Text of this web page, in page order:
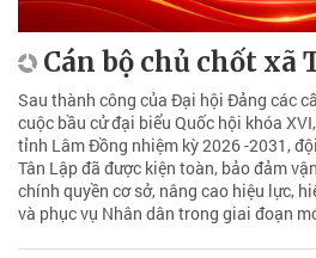
Cán bộ chủ chốt xã
Sau thành công của Đại hội Đảng các
cuộc bầu cử đại biểu Quốc hội khóa
tỉnh Lâm Đồng nhiệm kỳ 2026 -2031,
Tân Lập đã được kiện toàn, bảo đảm
chính quyền cơ sở, nâng cao hiệu lực,
và phục vụ Nhân dân trong giai đoạn